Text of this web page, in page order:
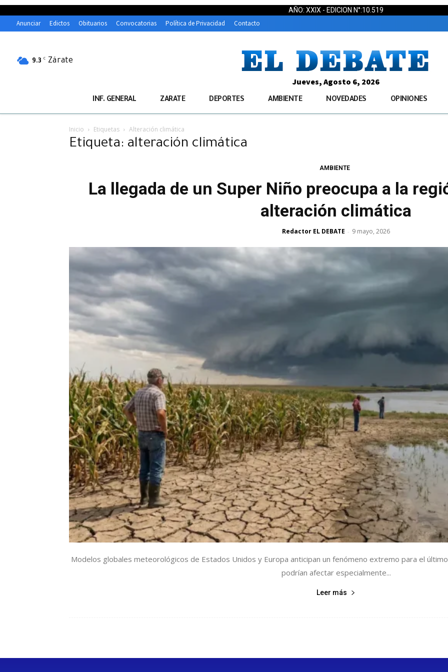
AÑO: XXIX - EDICION N°:10.519
Anunciar Edictos Obituarios Convocatorias Política de Privacidad Contacto
9.3 C Zárate
Jueves, Agosto 6, 2026
INF. GENERAL ZARATE DEPORTES AMBIENTE NOVEDADES OPINIONES
Inicio Etiquetas Alteración climática
Etiqueta: alteración climática
AMBIENTE
La llegada de un Super Niño preocupa a la
alteración climática
Redactor EL DEBATE - 9 mayo, 2026
Modelos globales meteorológicos de Estados Unidos y Europa anticipan un fenómeno extremo para el
podrían afectar especialmente...
Leer más